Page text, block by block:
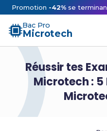
Promotion -42%se
Bac Pro
Microtech
Réussir tes
Microtech : 5